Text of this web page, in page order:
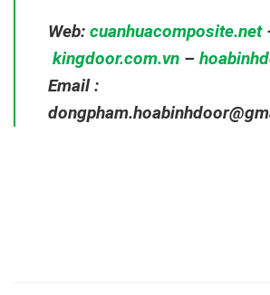
Web: cuanhuacomposite.net
kingdoor.com.vn –
Email :